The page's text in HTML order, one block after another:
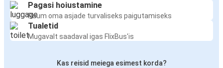
Pagasi hoiustamine
Ruum oma asjade turvaliseks paigutamiseks
Tualetid
Mugavalt saadaval igas FlixBus'is
Kas reisid meiega esimest korda?